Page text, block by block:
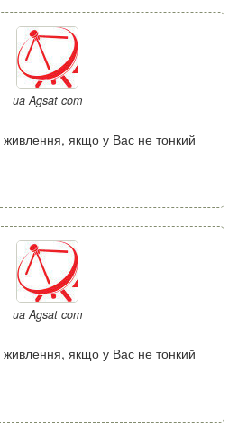
ua Agsat com
живлення, якщо у Вас не тонкий
ua Agsat com
живлення, якщо у Вас не тонкий